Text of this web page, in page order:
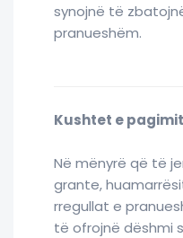
synojnë të
pranueshëm.
Kushtet e
Në mënyrë që të
grante,
rregullat e
të ofrojnë dëshmi